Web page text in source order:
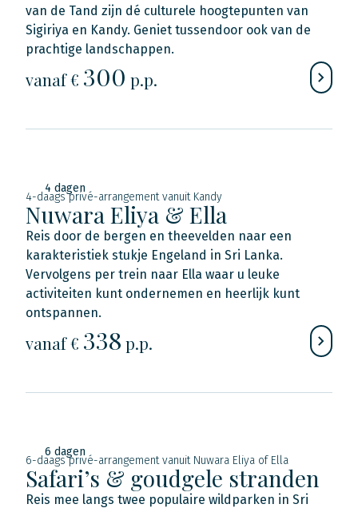
van de Tand zijn dé culturele hoogtepunten van
Sigiriya en Kandy. Geniet tussendoor ook van de
prachtige landschappen.
vanaf € 300 p.p.
4 dagen
4-daags privé-arrangement vanuit Kandy
Nuwara Eliya & Ella
Reis door de bergen en theevelden naar een
karakteristiek stukje Engeland in Sri Lanka.
Vervolgens per trein naar Ella waar u leuke
activiteiten kunt ondernemen en heerlijk kunt
ontspannen.
vanaf € 338 p.p.
6 dagen
6-daags privé-arrangement vanuit Nuwara Eliya of Ella
Safari’s & goudgele stranden
Reis mee langs twee populaire wildparken in Sri